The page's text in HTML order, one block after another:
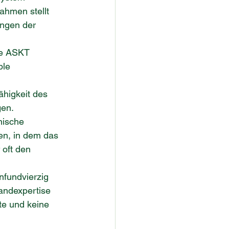
stellt
der
ASKT
des
in dem das
den
und keine